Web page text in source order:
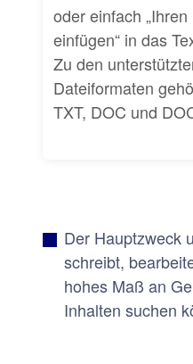
oder einfach
einfügen“ in das
Zu den
Dateiformaten
TXT, DOC und
Der Hauptzweck
schreibt,
hohes Maß an
Inhalten suchen